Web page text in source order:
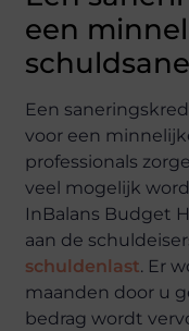
een
Een
voor een
professionals
veel mogelijk
InBalans Budget
aan de
schuldenlast. Er
maanden door u
bedrag wordt